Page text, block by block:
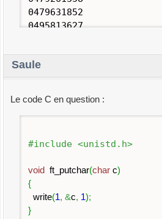
0479631852
0495813627
0536971428
0538629147
0539682417
0572681493
0574182963
0582731946
0584973162
0586137942
0592683147
0615793824
Saule
Le code C en question :
#include <unistd.h>
void ft_putchar(char c)
{
write(1, &c, 1);
}